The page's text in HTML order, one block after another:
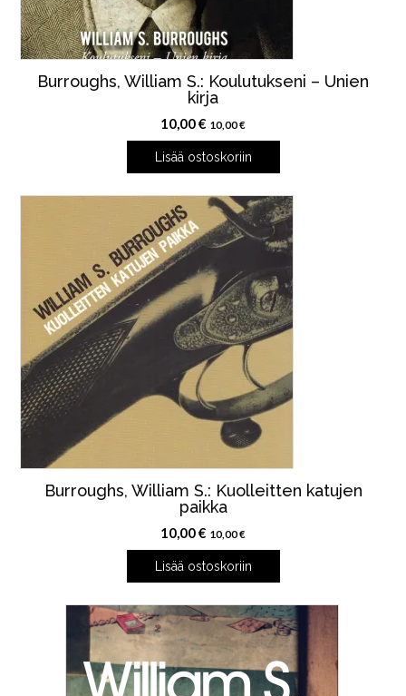
Burroughs, William S.: Koulutukseni – Unien
kirja
10,00€ 10,00€
Lisää ostoskoriin
Burroughs, William S.: Kuolleitten katujen
paikka
10,00€ 10,00€
Lisää ostoskoriin